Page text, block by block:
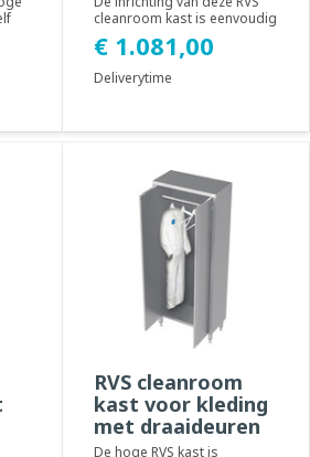
cleanroom kast is eenvoudig
zelf te wijzigen, middels
éénvoud...
€ 1.081,00
Deliverytime
RVS cleanroom
kast voor kleding
met draaideuren
De hoge RVS kast is